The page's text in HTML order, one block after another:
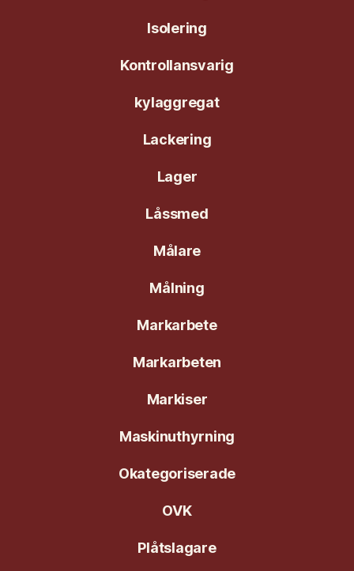
Isolering
Kontrollansvarig
kylaggregat
Lackering
Lager
Låssmed
Målare
Målning
Markarbete
Markarbeten
Markiser
Maskinuthyrning
Okategoriserade
OVK
Plåtslagare